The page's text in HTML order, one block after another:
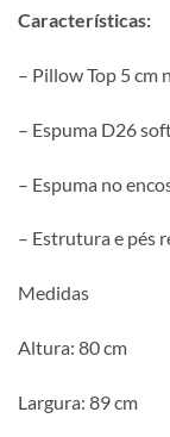
Características:
– Pillow Top 5 cm
– Espuma D26
– Espuma no
– Estrutura e pés
Medidas
Altura: 80 cm
Largura: 89 cm